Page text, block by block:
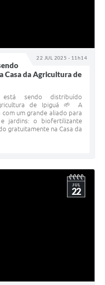
22 JUL 2025 - 11h14
da Agricultura de
sendo distribuído
de Ipiguá 🌱 A
um grande aliado para
jardins: o biofertilizante
gratuitamente na Casa da
JUL
22